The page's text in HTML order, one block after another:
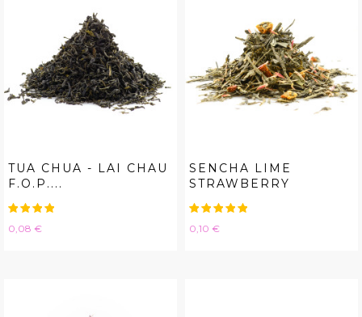
TUA CHUA - LAI CHAU
F.O.P....
Hinta
0,08 €
SENCHA LIME
STRAWBERRY
Hinta
0,10 €